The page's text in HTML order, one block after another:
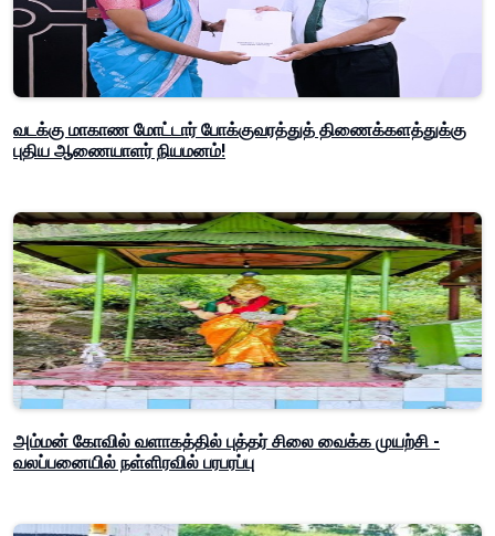
வடக்கு மாகாண மோட்டார் போக்குவரத்துத் திணைக்களத்துக்கு
புதிய ஆணையாளர் நியமனம்!
அம்மன் கோவில் வளாகத்தில் புத்தர் சிலை வைக்க முயற்சி -
வலப்பனையில் நள்ளிரவில் பரபரப்பு